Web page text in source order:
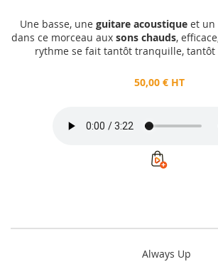
Une basse, une guitare acoustiqueet un
dans ce morceau aux sons chauds,
rythme se fait tantôt tranquille,
50,00 € HT
Always Up